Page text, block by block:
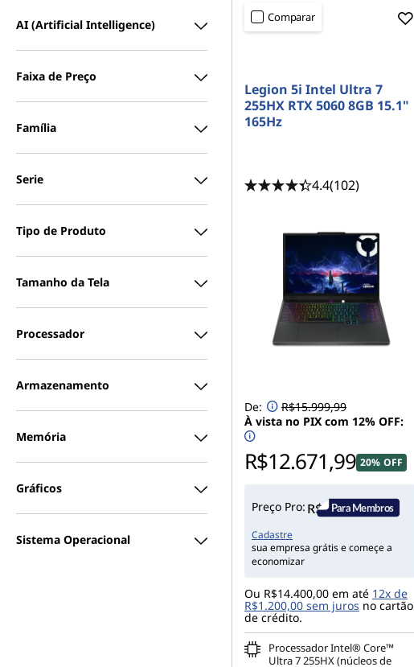
D
n
m
AI (Artificial Intelligence)
Faixa de Preço
Família
Serie
Tipo de Produto
Tamanho da Tela
Processador
Armazenamento
Memória
Gráficos
Sistema Operacional
Comparar
Legion 5i Intel Ultra 7
255HX RTX 5060 8GB 15.1"
165Hz
4.4(102)
De:
R$15.999,99
À vista no PIX com 12% OFF:
R$12.671,99 20% OFF
Preço Pro:
Cadastre
sua empresa grátis e começe a
economizar
Ou R$14.400,00 em até 12x de
R$1.200,00 sem juros no cartão
de crédito.
Processador Intel® Core™
Ultra 7 255HX (núcleos de